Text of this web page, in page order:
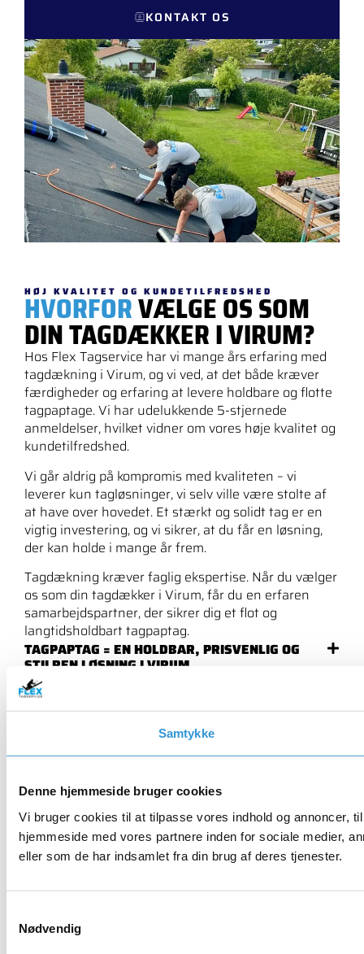
Samtykke
Denne hjemmeside bruger cookies
Vi bruger cookies til at tilpasse vores indhold og annoncer,
hjemmeside med vores partnere inden for sociale medier,
eller som de har indsamlet fra din brug af deres tjenester.
Nødvendig
KONTAKT OS
HØJ KVALITET OG KUNDETILFREDSHED
HVORFORVÆLGE OS SOM
DIN TAGDÆKKER I VIRUM?
Hos Flex Tagservice har vi mange års erfaring med
tagdækning i Virum, og vi ved, at det både kræver
færdigheder og erfaring at levere holdbare og flotte
tagpaptage. Vi har udelukkende 5-stjernede
anmeldelser, hvilket vidner om vores høje kvalitet og
kundetilfredshed.
Vi går aldrig på kompromis med kvaliteten – vi
leverer kun tagløsninger, vi selv ville være stolte af
at have over hovedet. Et stærkt og solidt tag er en
vigtig investering, og vi sikrer, at du får en løsning,
der kan holde i mange år frem.
Tagdækning kræver faglig ekspertise. Når du vælger
os som din tagdækker i Virum, får du en erfaren
samarbejdspartner, der sikrer dig et flot og
langtidsholdbart tagpaptag.
TAGPAPTAG = EN HOLDBAR, PRISVENLIG OG
STILREN LØSNING I VIRUM
TAGDÆKKER I VIRUM TIL PRIVATE OG ERHVERV
KONTAKT OS